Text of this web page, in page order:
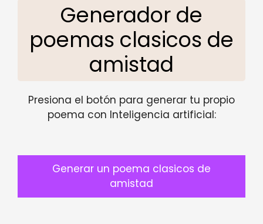
Generador de
poemas clasicos de
amistad
Presiona el botón para generar tu propio
poema con Inteligencia artificial:
Generar un poema clasicos de
amistad